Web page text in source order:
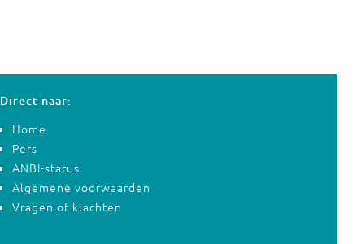
Direct naar:
Home
Pers
ANBI-status
Algemene voorwaarden
Vragen of klachten